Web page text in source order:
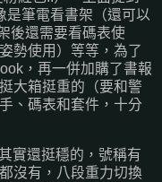
是筆電看書架（還可以
後還需要看碼表使
勢使用）等等，為了
，再一併加購了書報
大箱挺重的（要和警
、碼表和套件，十分
實還挺穩的，號稱有
沒有，八段重力切換